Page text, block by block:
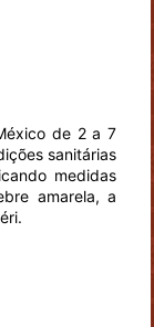
de 2 a 7
sanitárias
medidas
amarela, a